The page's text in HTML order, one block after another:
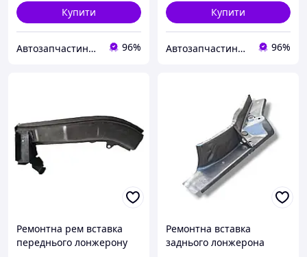
Купити
Автозапчастини adamcompani 96%
Купити
Автозапчастини adamcompani 96%
Ремонтна рем вставка
переднього лонжерону
Ремонтна вставка
заднього лонжерона